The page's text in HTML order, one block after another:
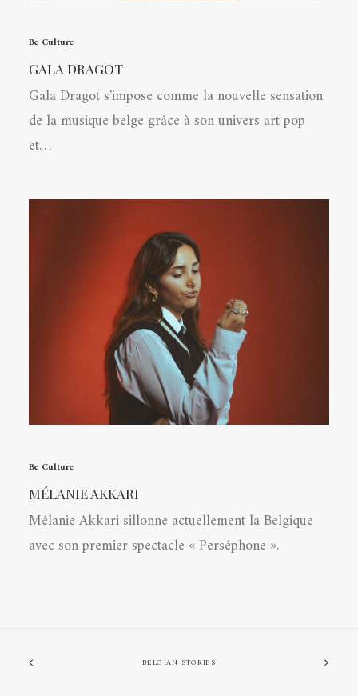
Be Culture
GALA DRAGOT
Gala Dragot s'impose comme la nouvelle sensation
de la musique belge grâce à son univers art pop
et…
Be Culture
MÉLANIE AKKARI
Mélanie Akkari sillonne actuellement la Belgique
avec son premier spectacle « Perséphone ».
BELGIAN STORIES